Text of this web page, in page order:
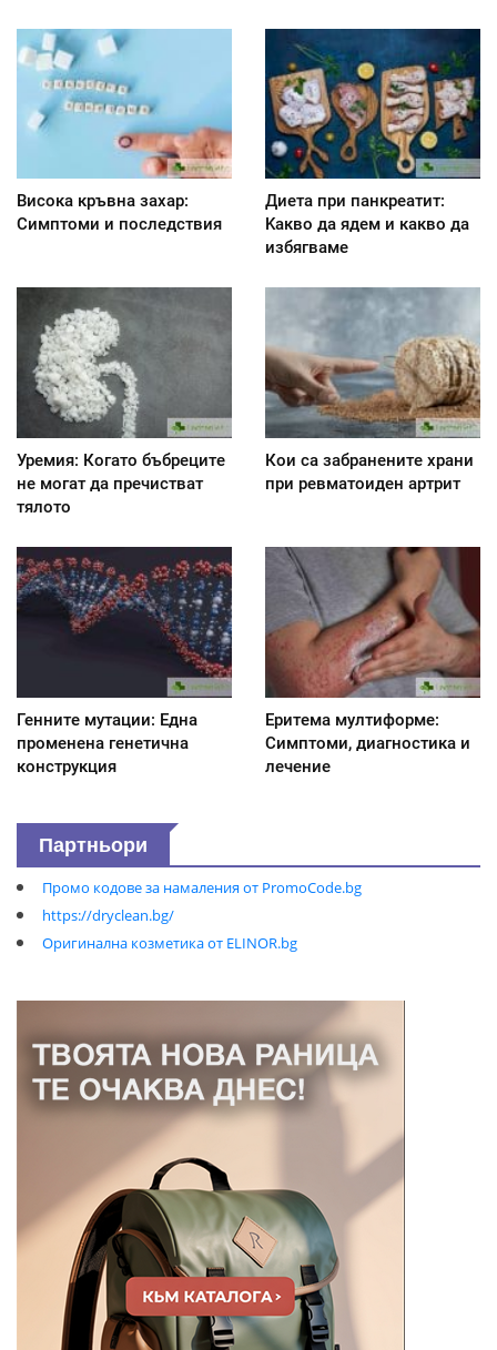
Висока кръвна захар:
Симптоми и последствия
Диета при панкреатит:
Kакво да ядем и какво да
избягваме
Уремия: Когато бъбреците
не могат да пречистват
тялото
Кои са забранените храни
при ревматоиден артрит
Генните мутации: Една
променена генетична
конструкция
Еритема мултиформе:
Симптоми, диагностика и
лечение
Партньори
Промо кодове за намаления от PromoCode.bg
https://dryclean.bg/
Оригинална козметика от ELINOR.bg